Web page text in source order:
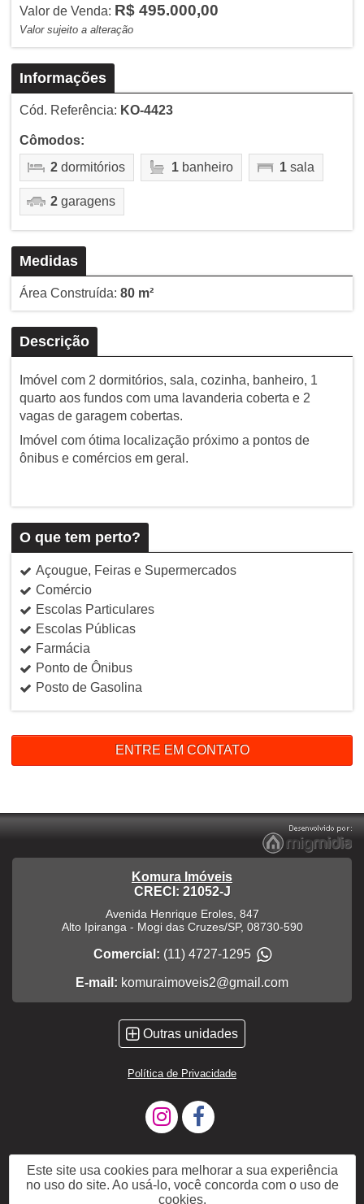
Valor de Venda: R$ 495.000,00
Valor sujeito a alteração
Informações
Cód. Referência: KO-4423
Cômodos:
2dormitórios 1banheiro 1sala
2garagens
Medidas
Área Construída: 80 m²
Descrição
Imóvel com 2 dormitórios, sala, cozinha, banheiro, 1
quarto aos fundos com uma lavanderia coberta e 2
vagas de garagem cobertas.
Imóvel com ótima localização próximo a pontos de
ônibus e comércios em geral.
O que tem perto?
Açougue, Feiras e Supermercados
Comércio
Escolas Particulares
Escolas Públicas
Farmácia
Ponto de Ônibus
Posto de Gasolina
ENTRE EM CONTATO
Komura Imóveis
CRECI: 21052-J
Avenida Henrique Eroles, 847
Alto Ipiranga - Mogi das Cruzes/SP, 08730-590
Comercial: (11) 4727-1295
E-mail: komuraimoveis2@gmail.com
Outras unidades
Política de Privacidade
Este site usa cookies para melhorar a sua experiência
no uso do site. Ao usá-lo, você concorda com o uso de
cookies.